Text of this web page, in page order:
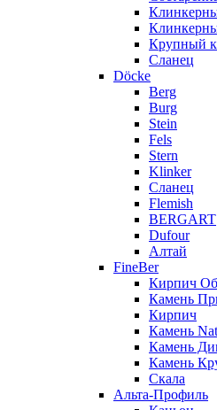
Крупный
Сланец
Döcke
Berg
Burg
Stein
Fels
Stern
Klinker
Сланец
Flemish
BERGART
Dufour
Алтай
FineBer
Кирпич
Камень
Кирпич
Камень
Камень
Камень
Скала
Альта-Профиль